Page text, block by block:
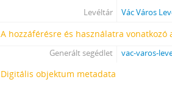
Levéltár Vác Város
A hozzáférésre és használatra vonatkozó
Generált segédlet vac-varos-
Digitális objektum metadata